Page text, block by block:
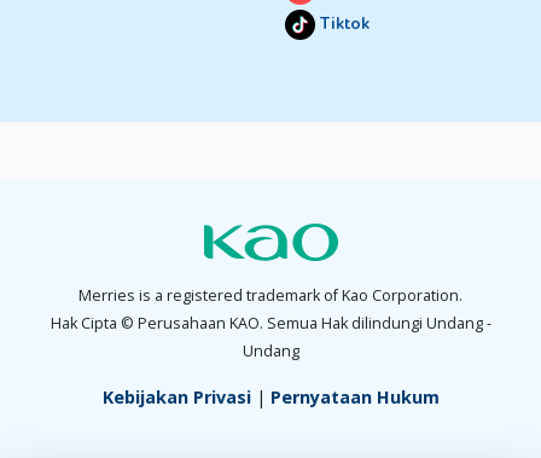
Tiktok
Merries is a registered trademark of Kao Corporation.
Hak Cipta © Perusahaan KAO. Semua Hak dilindungi Undang -
Undang
Kebijakan Privasi| Pernyataan Hukum